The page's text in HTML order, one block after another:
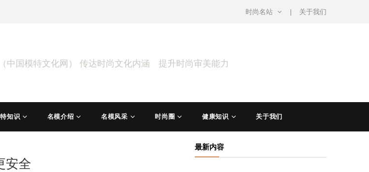
时尚名站 关于我们
中国模特文化网） 传达时尚文化内涵 提升时尚审美能力
知识 名模介绍 名模风采 时尚圈 健康知识 关于我们
安全
最新内容